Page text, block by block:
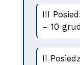
III
– 10
II